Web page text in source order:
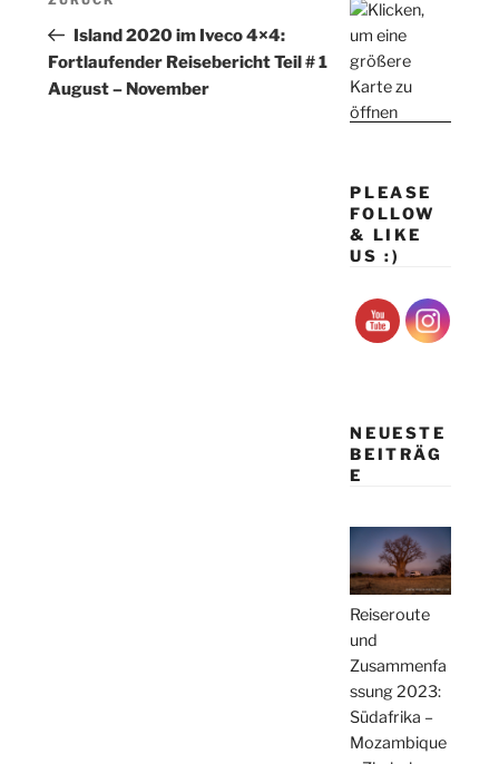
Beitrag
Island 2020 im Iveco 4×4:
Fortlaufender Reisebericht Teil # 1
August – November
PLEASE
FOLLOW
& LIKE
US :)
NEUESTE
BEITRÄG
E
Reiseroute
und
Zusammenfa
ssung 2023:
Südafrika –
Mozambique